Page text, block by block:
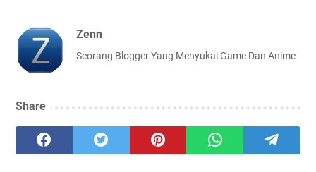
Zenn
Seorang Blogger Yang Menyukai Game Dan Anime
Share